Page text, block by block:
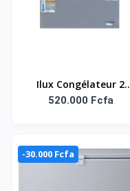
Avec l’intérieur blanc–
Ilux Congélateur 2
Battants ILCH700 - 700
520.000 Fcfa
-30.000 Fcfa